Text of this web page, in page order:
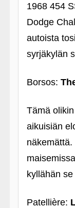
1968 454
Dodge
autoista
syrjäkylän
Borsos:
Tämä
aikuisiän
kyllähän
Patellière: